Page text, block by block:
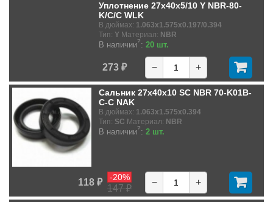
Уплотнение 27x40x5/10 Y NBR-80-
K/C/C WLK
В дюймах: 1.063x1.575x0.197/0.394
Тип: Y Материал: NBR
В наличии?: 20 шт.
273 ₽ − +
Сальник 27x40x10 SC NBR 70-K01B-
C-C NAK
В дюймах: 1.063x1.575x0.394
Тип: SC Материал: NBR
В наличии?: 2 шт.
118 ₽
147 ₽
-20% − +